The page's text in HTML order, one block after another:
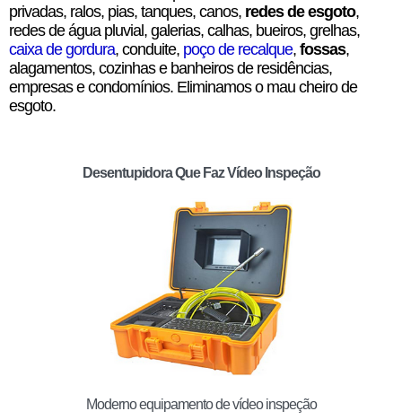
privadas, ralos, pias, tanques, canos, redes de esgoto,
redes de água pluvial, galerias, calhas, bueiros, grelhas,
caixa de gordura, conduite, poço de recalque, fossas,
alagamentos, cozinhas e banheiros de residências,
empresas e condomínios. Eliminamos o mau cheiro de
esgoto.
Desentupidora Que Faz Vídeo Inspeção
Moderno equipamento de vídeo inspeção